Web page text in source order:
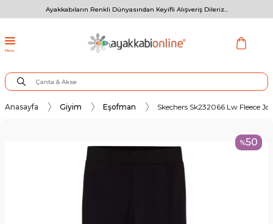
Ayakkabıların Renkli Dünyasından Keyifli Alışveriş Dileriz...
Menü
Anasayfa Giyim Eşofman Skechers Sk232066 Lw Fleece
%50